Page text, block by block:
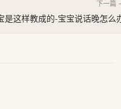
下一篇
是这样教成的-宝宝说话晚怎么